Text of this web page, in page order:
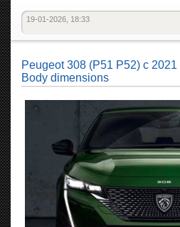
19-01-2026, 18:33
Peugeot 308 (P51 P52) с
Body dimensions